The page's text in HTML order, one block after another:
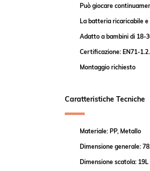
Può giocare
La batteria ricaricabile
Adatto a bambini di 18-
Certificazione: EN71-
Montaggio richiesto
Caratteristiche Tecniche
Materiale: PP, Metallo
Dimensione generale:
Dimensione scatola: